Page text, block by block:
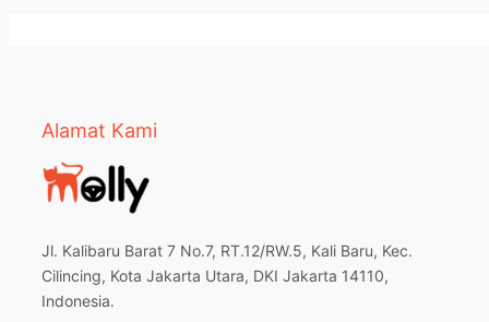
Alamat Kami
Jl. Kalibaru Barat 7 No.7, RT.12/RW.5, Kali Baru, Kec.
Cilincing, Kota Jakarta Utara, DKI Jakarta 14110,
Indonesia.